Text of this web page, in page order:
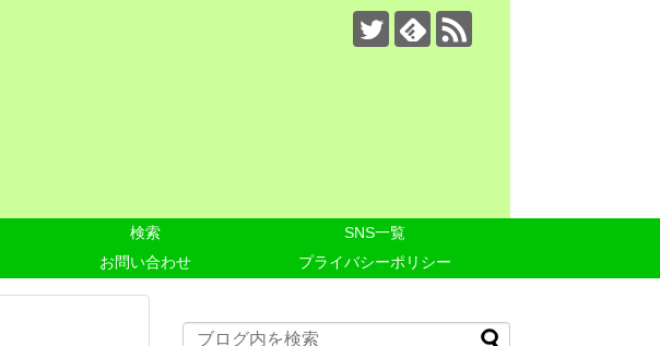
検索
SNS一覧
お問い合わせ プライバシーポリシー